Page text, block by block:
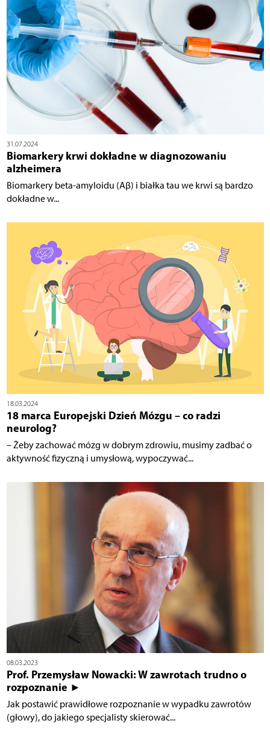
31.07.2024
Biomarkery krwi dokładne w diagnozowaniu
alzheimera
Biomarkery beta-amyloidu (Aβ) i białka tau we krwi są bardzo
dokładne w...
18.03.2024
18 marca Europejski Dzień Mózgu – co radzi
neurolog?
– Żeby zachować mózg w dobrym zdrowiu, musimy zadbać o
aktywność fizyczną i umysłową, wypoczywać...
08.03.2023
Prof. Przemysław Nowacki: W zawrotach trudno o
rozpoznanie ►
Jak postawić prawidłowe rozpoznanie w wypadku zawrotów
(głowy), do jakiego specjalisty skierować...